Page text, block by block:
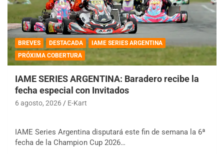
BREVES DESTACADA
IAME SERIES ARGENTINA
PRÓXIMA COBERTURA
IAME SERIES ARGENTINA: Baradero recibe la
fecha especial con Invitados
6 agosto, 2026 E-Kart
IAME Series Argentina disputará este fin de semana la 6ª
fecha de la Champion Cup 2026…